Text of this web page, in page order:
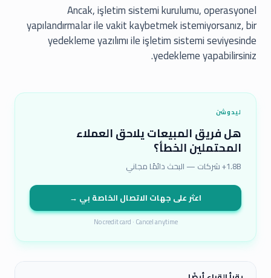
Ancak, işletim sistemi kurulumu, operasyonel
yapılandırmalar ile vakit kaybetmek istemiyorsanız, bir
yedekleme yazılımı ile işletim sistemi seviyesinde
yedekleme yapabilirsiniz.
ليدوشن
هل فريق المبيعات يلاحق العملاء
المحتملين الخطأ؟
1.8B+ شركات — البحث دائمًا مجاني
اعثر على جهات الاتصال الخاصة بي →
No credit card · Cancel anytime